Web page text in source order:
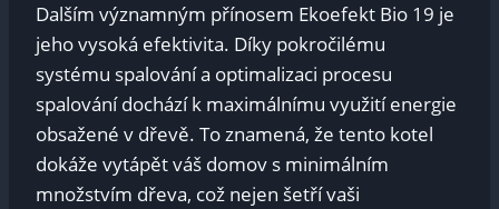
Dalším významným přínosem Ekoefekt Bio 19 je
jeho vysoká efektivita. Díky pokročilému
systému spalování a optimalizaci procesu
spalování dochází k maximálnímu využití energie
obsažené v dřevě. To znamená, že tento kotel
dokáže vytápět váš domov s minimálním
množstvím dřeva, což nejen šetří vaši